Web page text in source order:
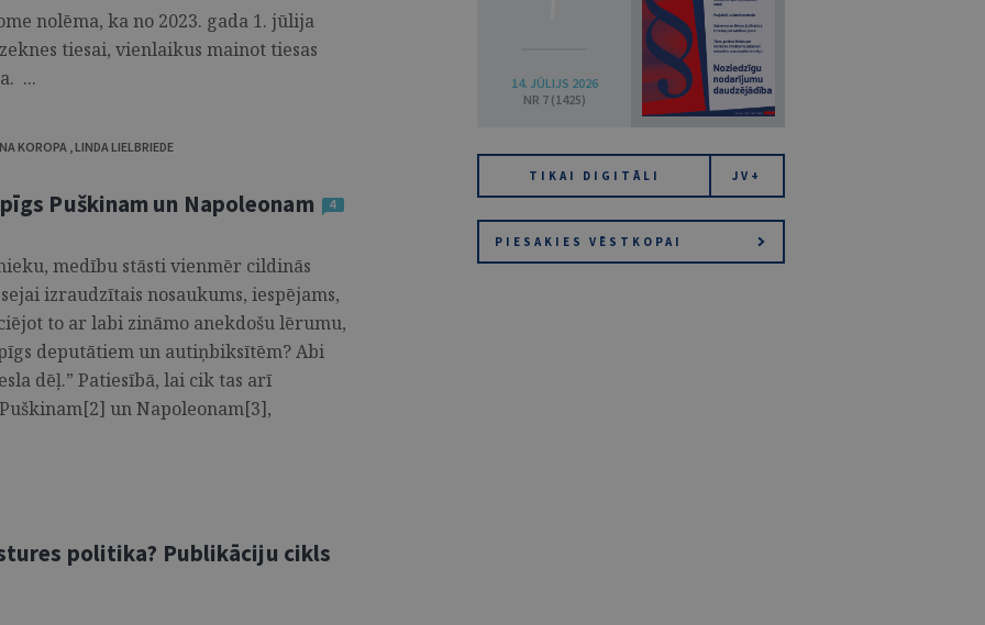
nolēma, ka no 2023. gada 1. jūlija
tiesai, vienlaikus mainot tiesas
...
KOROPA,LINDA LIELBRIEDE
Puškinam un Napoleonam
4
medību stāsti vienmēr cildinās
izraudzītais nosaukums, iespējams,
to ar labi zināmo anekdošu lērumu,
deputātiem un autiņbiksītēm? Abi
dēļ.” Patiesībā, lai cik tas arī
un Napoleonam[3],
politika? Publikāciju cikls
14. JŪLIJS 2026
NR 7 (1425)
TIKAI DIGITĀLI JV+
PIESAKIES VĒSTKOPAI